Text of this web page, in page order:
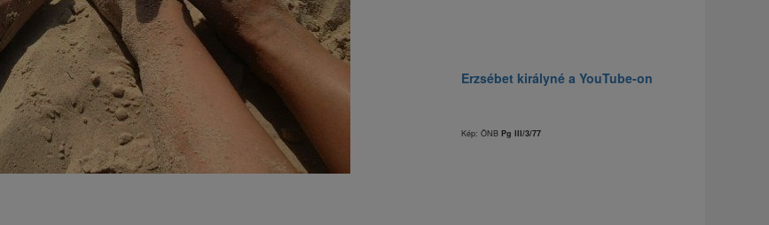
Erzsébet királyné a YouTube-on
Kép: ÖNB Pg III/3/77